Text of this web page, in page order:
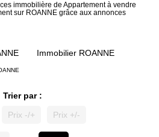
immobilière de Appartement à vendre
sur ROANNE grâce aux annonces
Immobilier ROANNE
Trier par :
Prix -/+ Prix +/-